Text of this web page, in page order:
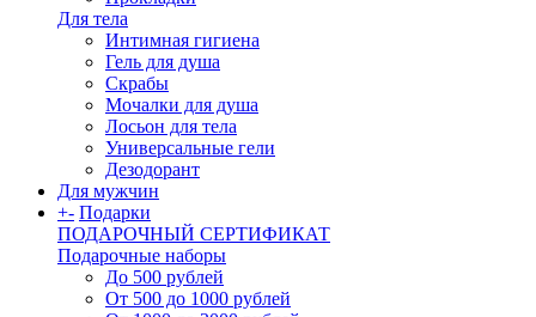
Для тела
Интимная гигиена
Гель для душа
Скрабы
Мочалки для душа
Лосьон для тела
Универсальные гели
Дезодорант
Для мужчин
+- Подарки
ПОДАРОЧНЫЙ СЕРТИФИКАТ
Подарочные наборы
До 500 рублей
От 500 до 1000 рублей